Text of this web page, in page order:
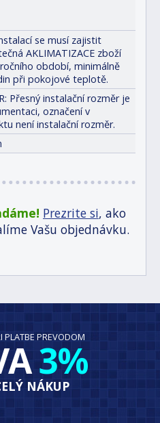
se musí zajistit
AKLIMATIZACE zboží
období, minimálně
při pokojové teplotě.
Přesný instalační rozměr je
označení v
není instalační rozměr.
Prezrite si, ako
Vašu objednávku.
PLATBE PREVODOM
3%
NÁKUP